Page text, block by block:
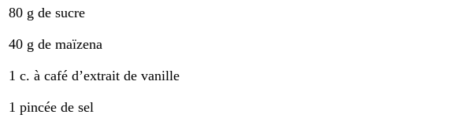
80 g de sucre
40 g de maïzena
1 c. à café d’extrait de vanille
1 pincée de sel